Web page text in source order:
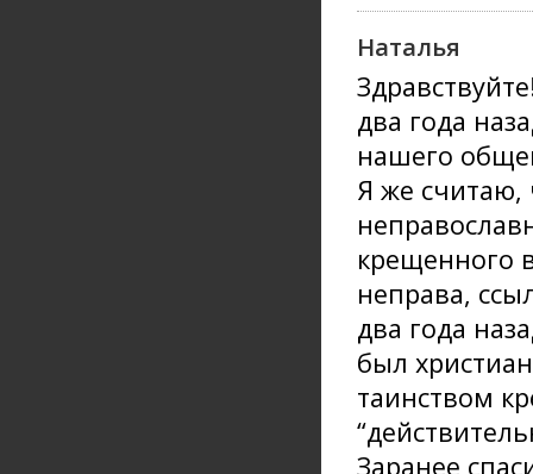
Наталья
два года
нашего
Я же считаю,
крещенного
неправа,
два года
был
таинством
Заранее